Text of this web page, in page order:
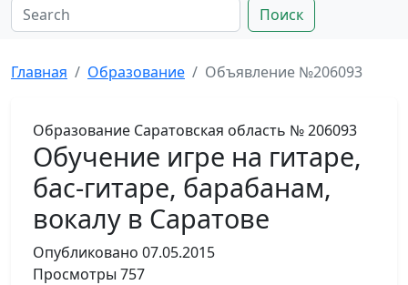
Поиск
Главная Образование Объявление №206093
Образование Саратовская область № 206093
Обучение игре на гитаре,
бас-гитаре, барабанам,
вокалу в Саратове
Опубликовано 07.05.2015
Просмотры 757